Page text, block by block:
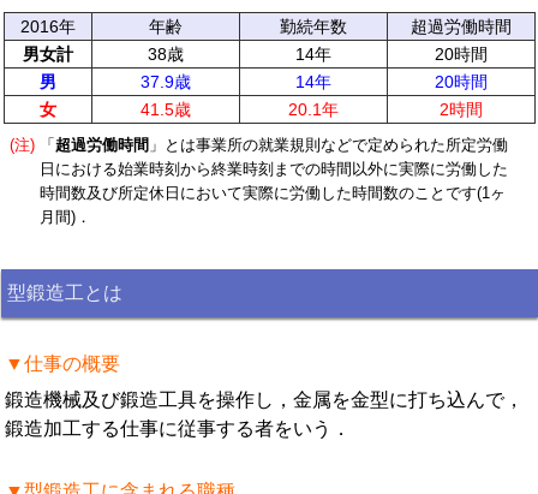
2016年 年齢 勤続年数
超過労働時間
男女計
38歳 14年
20時間
男
37.9歳 14年
20時間
女
41.5歳 20.1年 2時間
(注) 「 超過労働時間 」とは事業所の就業規則などで定められた所定労働
日における始業時刻から終業時刻までの時間以外に実際に労働した
時間数及び所定休日において実際に労働した時間数のことです(1ヶ
月間)．
型鍛造工とは
▼仕事の概要
鍛造機械及び鍛造工具を操作し，金属を金型に打ち込んで，
鍛造加工する仕事に従事する者をいう．